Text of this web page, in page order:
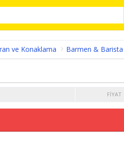
ve Konaklama Barmen & Barista
FIYAT